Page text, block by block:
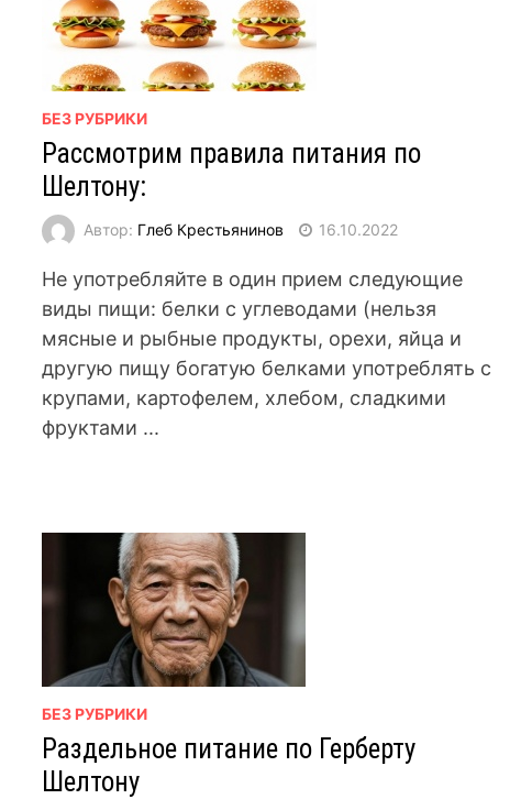
БЕЗ РУБРИКИ
Рассмотрим правила питания по
Шелтону:
Автор: Глеб Крестьянинов 16.10.2022
Не употребляйте в один прием следующие
виды пищи: белки с углеводами (нельзя
мясные и рыбные продукты, орехи, яйца и
другую пищу богатую белками употреблять с
крупами, картофелем, хлебом, сладкими
фруктами ...
БЕЗ РУБРИКИ
Раздельное питание по Герберту
Шелтону